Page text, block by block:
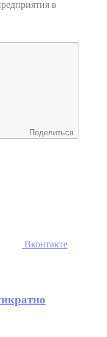
в
Поделиться
Вконтакте